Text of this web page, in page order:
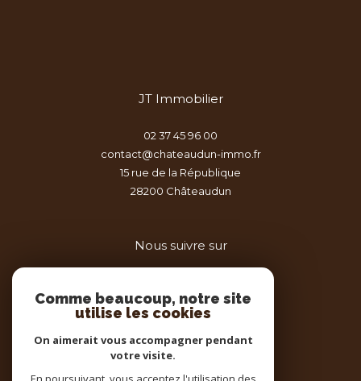
JT Immobilier
02 37 45 96 00
contact@chateaudun-immo.fr
15 rue de la République
28200
châteaudun
Nous suivre sur
Adhérents
Comme beaucoup, notre site
utilise les cookies
On aimerait vous accompagner pendant
votre visite.